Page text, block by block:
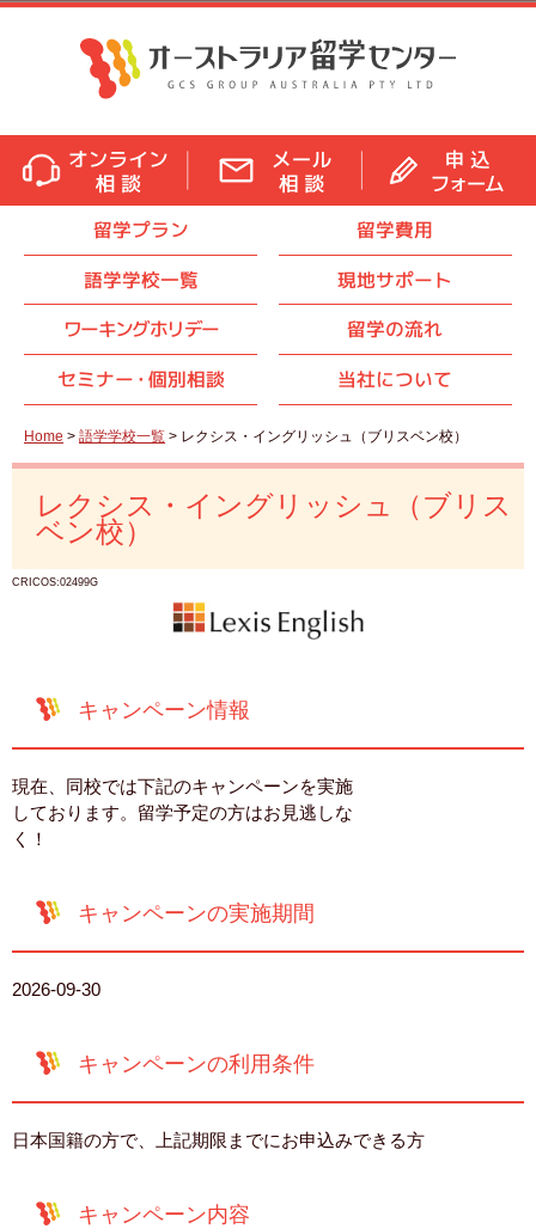
留学プラン
留学費用
語学学校一覧
現地サポート
ワーキングホリデー
留学の流れ
セミナー・ 個別相談 当社について
Home > 語学学校一覧 > レクシス・イングリッシュ（ブリスベン校）
レクシス・イングリッシュ（ブリス
ベン校）
CRICOS:02499G
キャンペーン情報
現在、同校では下記のキャンペーンを実施
しております。留学予定の方はお見逃しな
く！
キャンペーンの実施期間
2026-09-30
キャンペーンの利用条件
日本国籍の方で、上記期限までにお申込みできる方
キャンペーン内容